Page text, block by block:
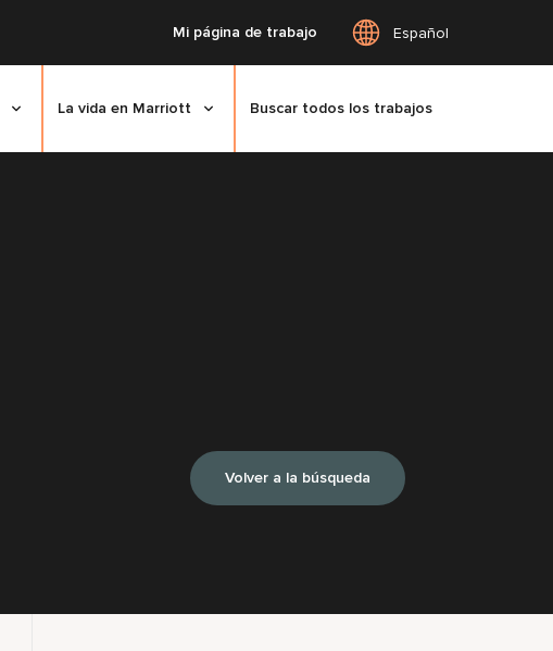
Mi página de trabajo Español
La vida en Marriott Buscar todos los trabajos
Volver a la búsqueda